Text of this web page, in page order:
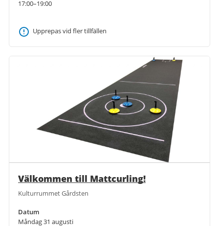
17:00–19:00
Upprepas vid fler tillfällen
Välkommen till Mattcurling!
Kulturrummet Gårdsten
Datum
Måndag 31 augusti